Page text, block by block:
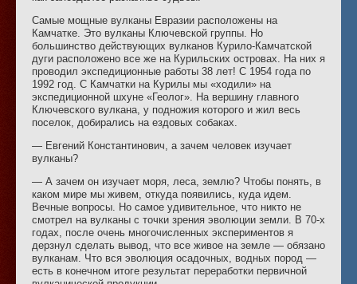
Самые мощные вулканы Евразии расположены на
Камчатке. Это вулканы Ключевской группы. Но
большинство действующих вулканов Курило-Камчатской
дуги расположено все же на Курильских островах. На них я
проводил экспедиционные работы 38 лет! С 1954 года по
1992 год. С Камчатки на Курилы мы «ходили» на
экспедиционной шхуне «Геолог». На вершину главного
Ключевского вулкана, у подножия которого и жил весь
поселок, добирались на ездовых собаках.
— Евгений Константинович, а зачем человек изучает
вулканы?
— А зачем он изучает моря, леса, землю? Чтобы понять, в
каком мире мы живем, откуда появились, куда идем.
Вечные вопросы. Но самое удивительное, что никто не
смотрел на вулканы с точки зрения эволюции земли. В 70-х
годах, после очень многочисленных экспериментов я
дерзнул сделать вывод, что все живое на земле — обязано
вулканам. Что вся эволюция осадочных, водных пород —
есть в конечном итоге результат переработки первичной